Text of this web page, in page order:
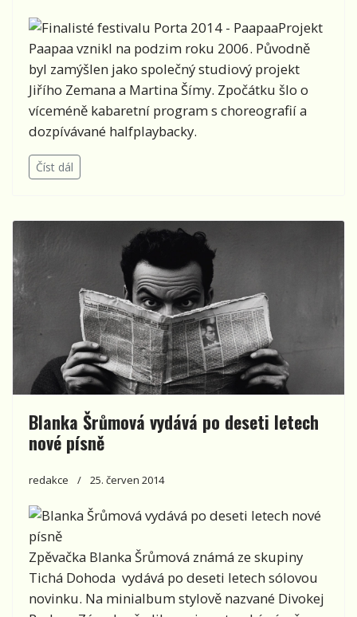
Projekt
Paapaa vznikl na podzim roku 2006. Původně
byl zamýšlen jako společný studiový projekt
Jiřího Zemana a Martina Šímy. Zpočátku šlo o
víceméně kabaretní program s choreografií a
dozpívávané halfplaybacky.
Číst dál
Blanka Šrůmová vydává po deseti letech
nové písně
redakce 25. červen 2014
Zpěvačka Blanka Šrůmová známá ze skupiny
Tichá Dohoda vydává po deseti letech sólovou
novinku. Na minialbum stylově nazvané Divokej